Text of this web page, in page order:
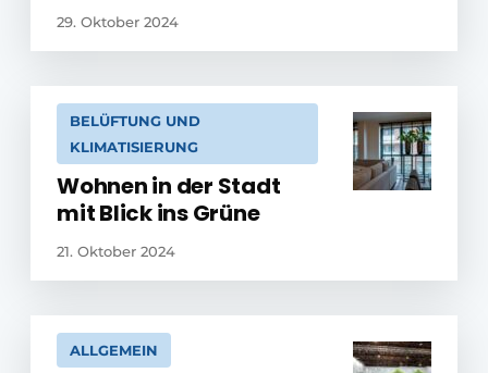
29. Oktober 2024
BELÜFTUNG UND
KLIMATISIERUNG
Wohnen in der Stadt
mit Blick ins Grüne
21. Oktober 2024
ALLGEMEIN